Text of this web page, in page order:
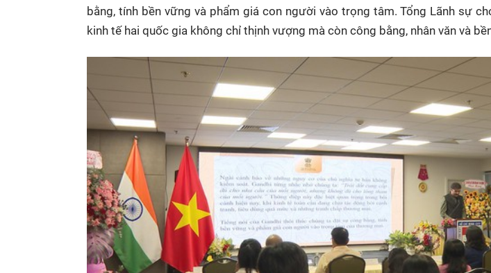
Các chương trình
khác
bằng, tính bền vững và phẩm giá con người vào trọng tâm. Tổng Lãnh sự
kinh tế hai quốc gia không chỉ thịnh vượng mà còn công bằng, nhân văn và